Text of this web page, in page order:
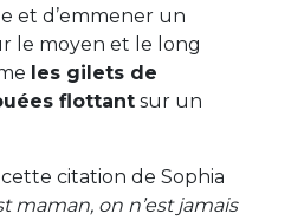
et d’emmener un
le moyen et le long
les gilets de
flottant sur un
citation de Sophia
maman, on n’est jamais